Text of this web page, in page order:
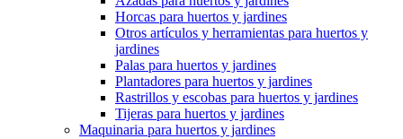
Horcas para huertos y jardines
Otros artículos y herramientas para huertos y
jardines
Palas para huertos y jardines
Plantadores para huertos y jardines
Rastrillos y escobas para huertos y jardines
Tijeras para huertos y jardines
Maquinaria para huertos y jardines